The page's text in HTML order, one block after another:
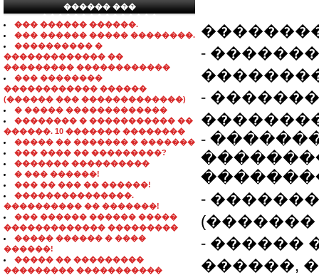
������ ���
���������������
��� ������ ������.
��� ������ ����� ��������.
���������� �
������������� ��
��������� ������������
��� ��������
������������ ������
(������ ��� �������������)
� ����� �������������
�������� � ����������� ��
������. 10 ������� ��������
����� �� ������� � �������
��� ���� �� ���������?
������� ����������
� ��� ������!
��� �� ��� �� ������!
���������������.
���������� �� �������!
��� ������ ������ �����
������������� ���������
����� ������ � ����
������!
����� �� ���������
��������� �����������
-
-
-
-
(�������
- ������
������,